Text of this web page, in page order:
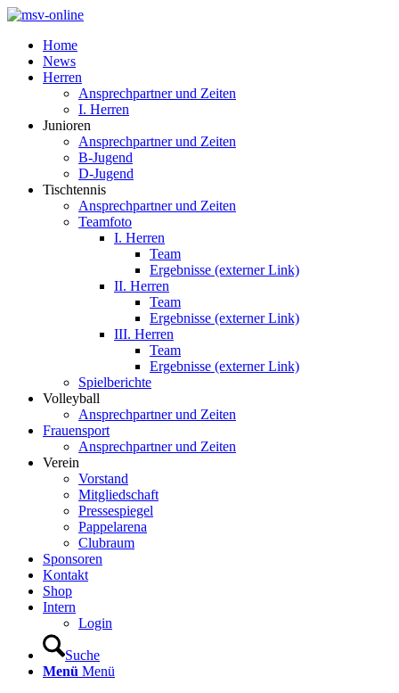
Home
News
Herren
Ansprechpartner und Zeiten
I. Herren
Junioren
Ansprechpartner und Zeiten
B-Jugend
D-Jugend
Tischtennis
Ansprechpartner und Zeiten
Teamfoto
I. Herren
Team
Ergebnisse (externer Link)
II. Herren
Team
Ergebnisse (externer Link)
III. Herren
Team
Ergebnisse (externer Link)
Spielberichte
Volleyball
Ansprechpartner und Zeiten
Frauensport
Ansprechpartner und Zeiten
Verein
Vorstand
Mitgliedschaft
Pressespiegel
Pappelarena
Clubraum
Sponsoren
Kontakt
Shop
Intern
Login
Suche
Menü Menü